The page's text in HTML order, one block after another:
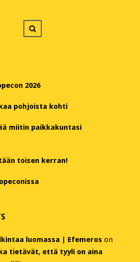
2026
pohjoista kohti
miitin paikkakuntasi
toisen kerran!
luomassa | Efemeros on
tietävät, että tyyli on aina